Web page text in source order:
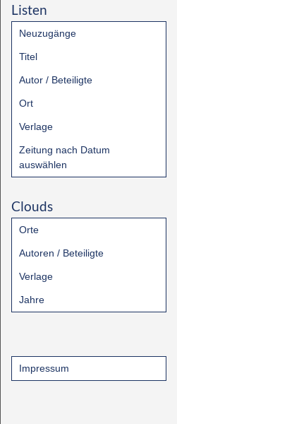
Listen
Neuzugänge
Titel
Autor / Beteiligte
Ort
Verlage
Zeitung nach Datum
auswählen
Clouds
Orte
Autoren / Beteiligte
Verlage
Jahre
Impressum